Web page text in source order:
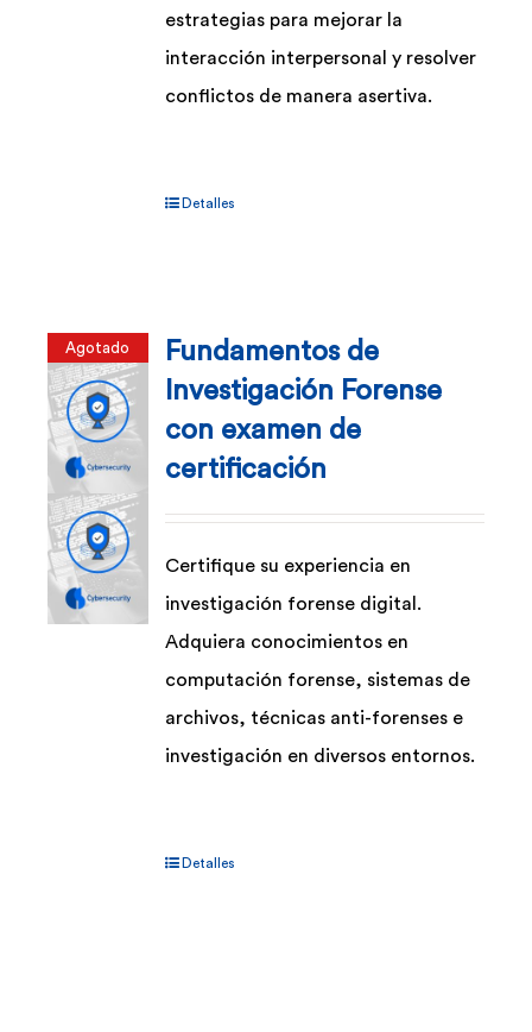
estrategias para mejorar la
interacción interpersonal y resolver
conflictos de manera asertiva.
Detalles
Agotado
Fundamentos de
Investigación Forense
con examen de
certificación
Certifique su experiencia en
investigación forense digital.
Adquiera conocimientos en
computación forense, sistemas de
archivos, técnicas anti-forenses e
investigación en diversos entornos.
Detalles